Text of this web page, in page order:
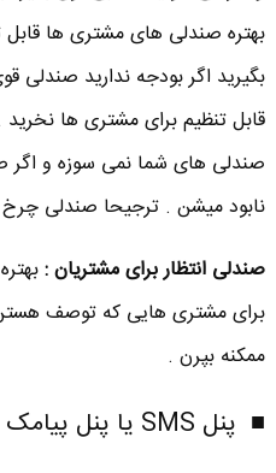
بهتره صندلی های مشتری ها قابل
بگیرید اگر بودجه ندارید
قابل تنظیم برای مشتری ها
صندلی های شما نمی سوزه و
نابود میشن . ترجیحا صندلی چرخ
صندلی انتظار برای مشتریان :
برای مشتری هایی که توصف
ممکنه بپرن .
■ پنل SMS یا پنل پیامک